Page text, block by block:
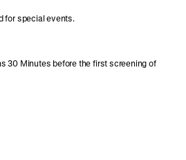
for special events.
30 Minutes before the first screening of